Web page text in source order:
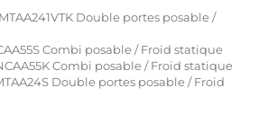
Double portes posable /
Combi posable / Froid statique
Combi posable / Froid statique
Double portes posable / Froid